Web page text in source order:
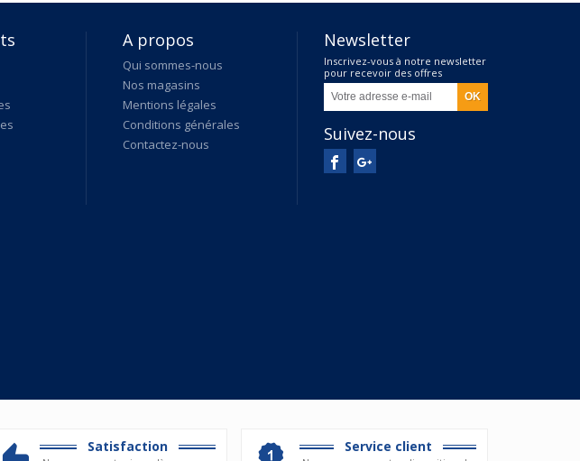
A propos
Qui sommes-nous
Nos magasins
Mentions légales
Conditions générales
Contactez-nous
Newsletter
Inscrivez-vous à notre newsletter
pour recevoir des offres
exclusives
Suivez-nous
Satisfaction Service client